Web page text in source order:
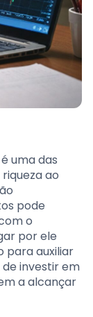
uma das
ao
pode
o
por ele
para auxiliar
investir em
a alcançar